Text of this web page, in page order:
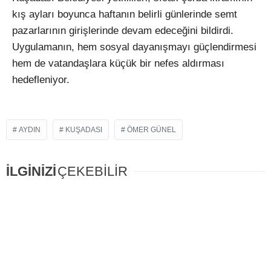
kış ayları boyunca haftanın belirli günlerinde semt
pazarlarının girişlerinde devam edeceğini bildirdi.
Uygulamanın, hem sosyal dayanışmayı güçlendirmesi
hem de vatandaşlara küçük bir nefes aldırması
hedefleniyor.
AYDIN KUŞADASI ÖMER GÜNEL
İLGİNİZİÇEKEBİLİR